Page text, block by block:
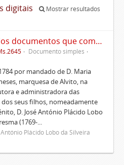
digitais
Mostrar resultados
Inventário dos documentos que compõem o cartório da Casa de Alvito
Documento simples
por mandado de D. Maria
marquesa de Alvito, na
e administradora das
dos seus filhos, nomeadamente
D. José António Plácido Lobo
(1769-...
Plácido Lobo da Silveira